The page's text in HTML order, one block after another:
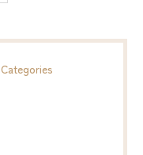
Categories